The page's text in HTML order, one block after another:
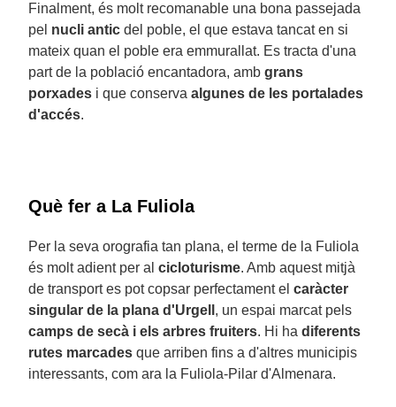
Finalment, és molt recomanable una bona passejada
pel nucli antic del poble, el que estava tancat en si
mateix quan el poble era emmurallat. Es tracta d'una
part de la població encantadora, amb grans
porxades i que conserva algunes de les portalades
d'accés.
Què fer a La Fuliola
Per la seva orografia tan plana, el terme de la Fuliola
és molt adient per al cicloturisme. Amb aquest mitjà
de transport es pot copsar perfectament el caràcter
singular de la plana d'Urgell , un espai marcat pels
camps de secà i els arbres fruiters. Hi ha diferents
rutes marcades que arriben fins a d'altres municipis
interessants, com ara la Fuliola-Pilar d'Almenara.